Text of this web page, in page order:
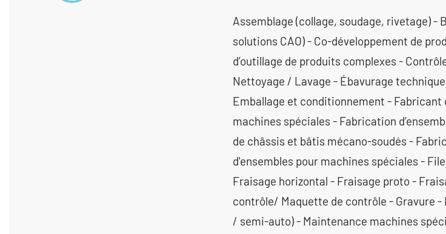
Assemblage (collage, soudage, rivetage) - Bureau d'études (mise en place de solutions CAO) - Co-développement de produits - Conception et fabrication d’outillage de produits complexes - Contrôle dimensionnel - Dégraissage / Nettoyage / Lavage - Ébavurage technique - Électro-érosion par enfonçage - Emballage et conditionnement - Fabricant d'équipements de levage - Fabricant de machines spéciales - Fabrication d’ensembles et de sous-ensembles - Fabrication de châssis et bâtis mécano-soudés - Fabrication de sous-ensembles et d'ensembles pour machines spéciales - Filetage - Fraisage grandes dimensions - Fraisage horizontal - Fraisage proto -